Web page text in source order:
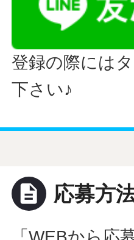
登録の際には
下さい♪
description 応募方